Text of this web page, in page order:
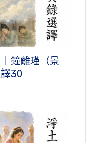
鐘離瑾（景
30